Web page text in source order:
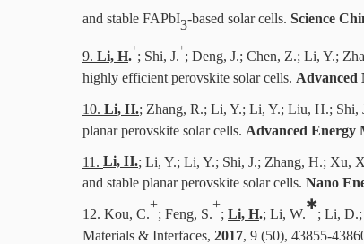
and stable FAPbI3-based solar cells. Science
9. Li, H.
+
; Shi, J.
+
; Deng, J.; Chen, Z.; Li, Y.;
highly efficient perovskite solar cells. Advanced
10. Li, H.; Zhang, R.; Li, Y.; Li, Y.; Liu, H.;
planar perovskite solar cells. Advanced Energy
11. Li, H.; Li, Y.; Li, Y.; Shi, J.; Zhang, H.; Xu,
and stable planar perovskite solar cells. Nano
12. Kou, C.
+
; Feng, S.
+
; Li, H.; Li, W.
✱
; Li, D.;
Materials & Interfaces, 2017, 9 (50), 43855-